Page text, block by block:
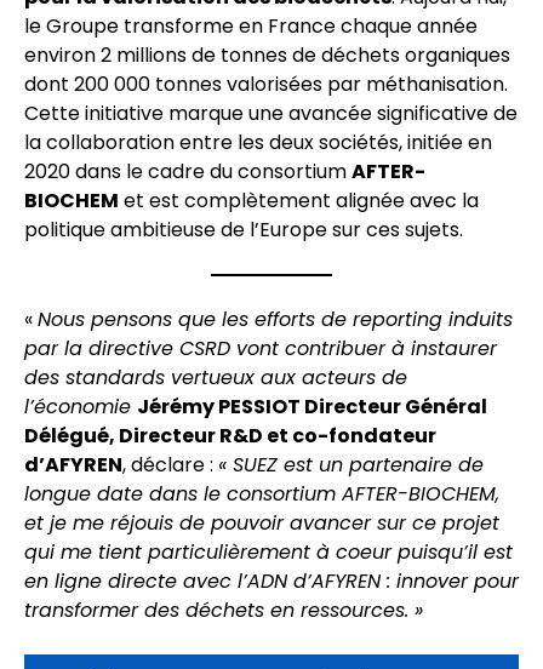
le Groupe transforme en France chaque année
environ 2 millions de tonnes de déchets organiques
dont 200 000 tonnes valorisées par méthanisation.
Cette initiative marque une avancée significative de
la collaboration entre les deux sociétés, initiée en
2020 dans le cadre du consortiumAFTER-
BIOCHEM et est complètement alignée avec la
politique ambitieuse de l’Europe sur ces sujets.
«Nous pensons que les efforts de reporting induits
par la directive CSRD vont contribuer à instaurer
des standards vertueux aux acteurs de
l’économie Jérémy PESSIOT Directeur Général
Délégué, Directeur R&D et co-fondateur
d’AFYREN, déclare : « SUEZ est un partenaire de
longue date dans le consortium AFTER-BIOCHEM,
et je me réjouis de pouvoir avancer sur ce projet
qui me tient particulièrement à coeur puisqu’il est
en ligne directe avec l’ADN d’AFYREN : innover pour
transformer des déchets en ressources. »